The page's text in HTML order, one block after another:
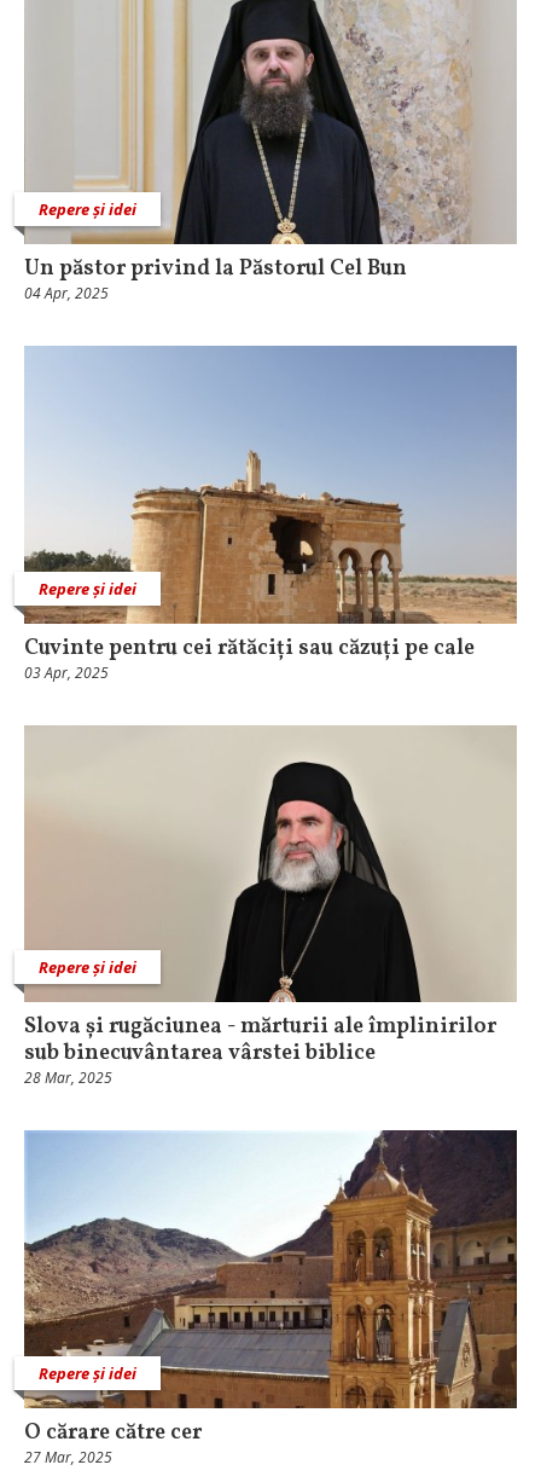
Repere și idei
Un păstor privind la Păstorul Cel Bun
04 Apr, 2025
Repere și idei
Cuvinte pentru cei rătăciți sau căzuți pe cale
03 Apr, 2025
Repere și idei
Slova și rugăciunea - mărturii ale împlinirilor
sub binecuvântarea vârstei biblice
28 Mar, 2025
Repere și idei
O cărare către cer
27 Mar, 2025